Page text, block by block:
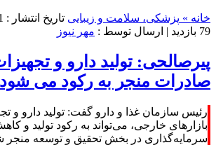
خانه » پزشکی، سلامت و زیبایی تاریخ انتشار : 11 می 2026 - 10:49 |
79 بازدید
| ارسال توسط : مهر نیوز
پیرصالحی: تولید دارو و
صادرات منجر به رکود می شود
رئیس سازمان غذا و دارو گفت: تولید دارو و
بازارهای خارجی، می‌تواند به رکود تولید و
سرمایه‌گذاری در بخش تحقیق و توسعه منجر